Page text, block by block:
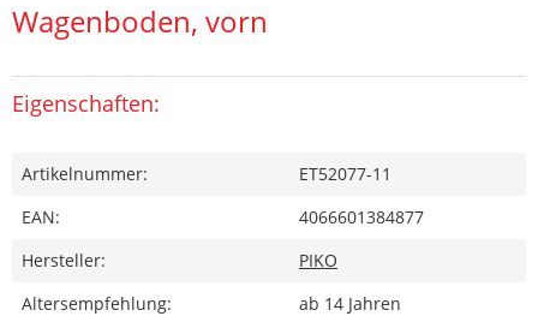
Wagenboden, vorn
Eigenschaften:
Artikelnummer:
ET52077-11
EAN:
4066601384877
Hersteller:
PIKO
Altersempfehlung:
ab 14 Jahren